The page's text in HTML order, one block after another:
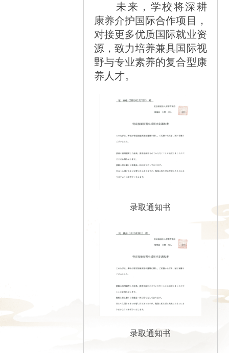
未来，学校将深耕
康养介护国际合作项目，
对接更多优质国际就业资
源，致力培养兼具国际视
野与专业素养的复合型康
养人才。
录取通知书
录取通知书